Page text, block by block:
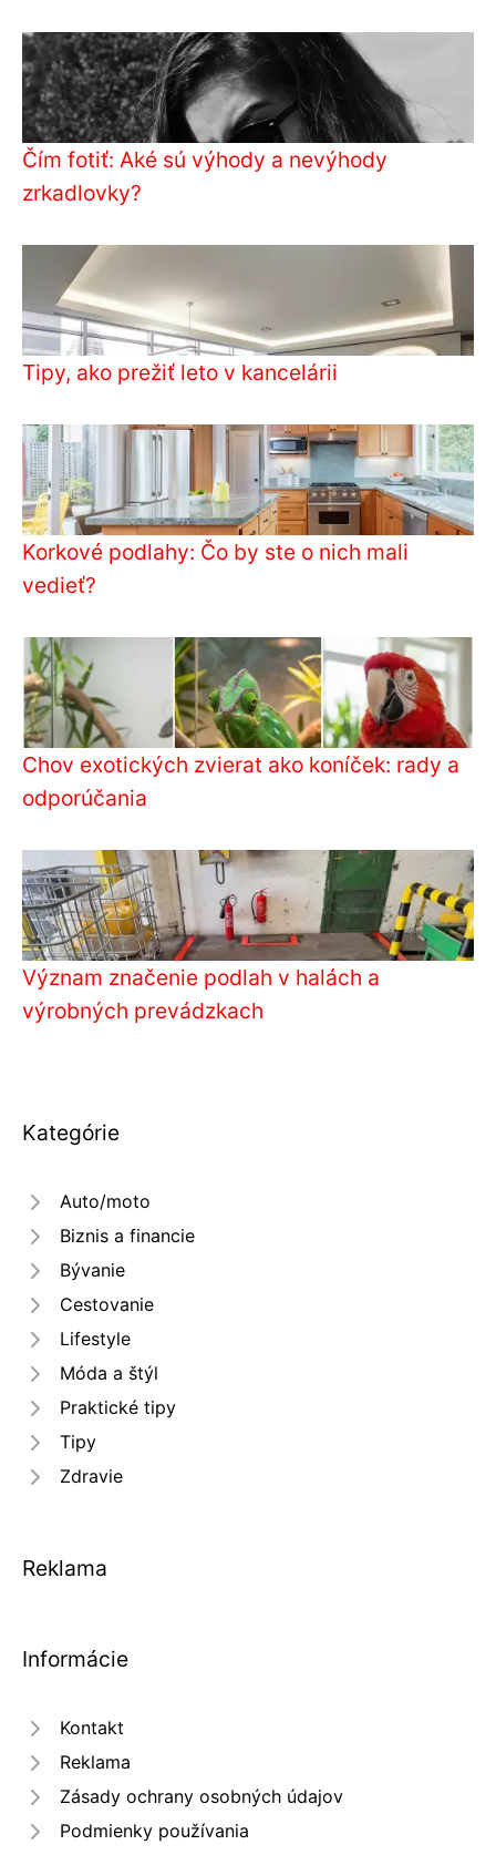
Čím fotiť: Aké sú výhody a nevýhody
zrkadlovky?
Tipy, ako prežiť leto v kancelárii
Korkové podlahy: Čo by ste o nich mali
vedieť?
Chov exotických zvierat ako koníček: rady a
odporúčania
Význam značenie podlah v halách a
výrobných prevádzkach
Kategórie
Auto/moto
Biznis a financie
Bývanie
Cestovanie
Lifestyle
Móda a štýl
Praktické tipy
Tipy
Zdravie
Reklama
Informácie
Kontakt
Reklama
Zásady ochrany osobných údajov
Podmienky používania